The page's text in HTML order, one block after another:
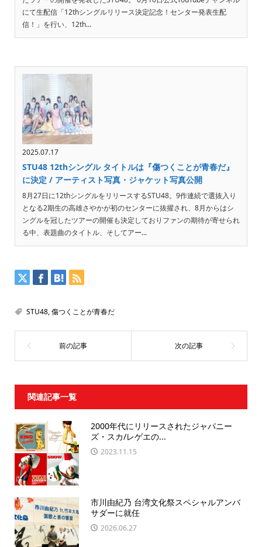
にて生配信「12thシングルリリース決定記念！センター発表生配
信！」を行い、12th...
2025.07.17
STU48 12thシングル タイトルは『傷つくことが青春だ』
に決定 / アーティスト写真・ジャケット写真公開
8月27日に12thシングルをリリースするSTU48。9作連続で選抜入り
となる2期生の高雄さやかが初のセンターに抜擢され、8月からはシ
ングルを冠したツアーの開催も決定しておりファンの期待が寄せられ
る中、表題曲のタイトル、そしてアー...
STU48,傷つくことが青春だ
関連記事一覧
2000年代にリリースされたジャパニー
ズ・スカ/レゲエの...
2023.11.15
市川由紀乃 台湾文化祭スペシャルアンバ
サダーに就任
2026.06.27